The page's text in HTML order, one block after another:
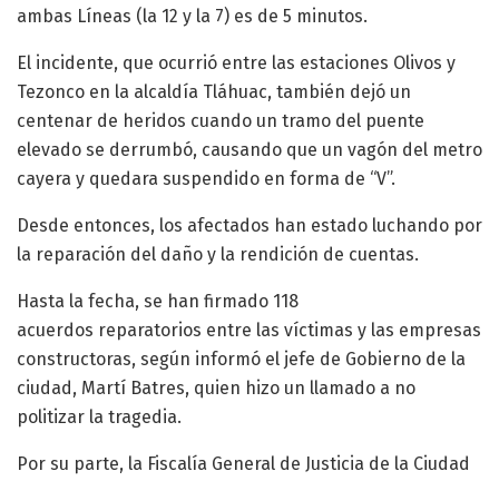
ambas Líneas (la 12 y la 7) es de 5 minutos.
El incidente, que ocurrió entre las estaciones Olivos y
Tezonco en la alcaldía Tláhuac, también dejó un
centenar de heridos cuando un tramo del puente
elevado se derrumbó, causando que un vagón del metro
cayera y quedara suspendido en forma de “V”.
Desde entonces, los afectados han estado luchando por
la reparación del daño y la rendición de cuentas.
Hasta la fecha, se han firmado 118
acuerdos reparatorios entre las víctimas y las empresas
constructoras, según informó el jefe de Gobierno de la
ciudad, Martí Batres, quien hizo un llamado a no
politizar la tragedia.
Por su parte, la Fiscalía General de Justicia de la Ciudad